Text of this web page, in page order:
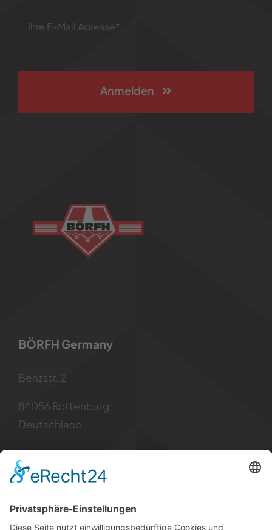
Anmelden
BÖRFH Germany
Benzstr. 2
84056 Rottenburg
Deutschland
Kontakt
Mail: info [at] borfh.de